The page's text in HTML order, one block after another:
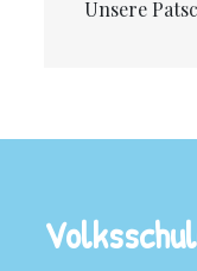
Unsere